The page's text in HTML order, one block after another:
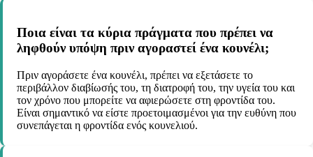
Ποια είναι τα κύρια πράγματα που πρέπει να
ληφθούν υπόψη πριν αγοραστεί ένα κουνέλι;
Πριν αγοράσετε ένα κουνέλι, πρέπει να εξετάσετε το
περιβάλλον διαβίωσής του, τη διατροφή του, την υγεία του και
τον χρόνο που μπορείτε να αφιερώσετε στη φροντίδα του.
Είναι σημαντικό να είστε προετοιμασμένοι για την ευθύνη που
συνεπάγεται η φροντίδα ενός κουνελιού.